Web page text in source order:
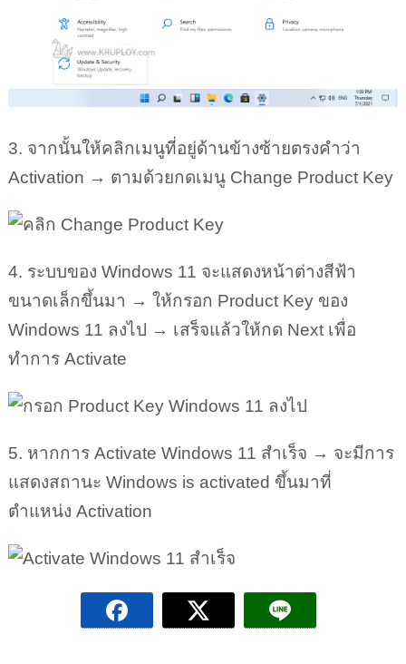
3. จากนั้นให้คลิกเมนูที่อยู่ด้านข้างซ้ายตรงคำว่า
Activation → ตามด้วยกดเมนู Change Product Key
4. ระบบของ Windows 11 จะแสดงหน้าต่างสีฟ้า
ขนาดเล็กขึ้นมา → ให้กรอก Product Key ของ
Windows 11 ลงไป → เสร็จแล้วให้กด Next เพื่อ
ทำการ Activate
5. หากการ Activate Windows 11 สำเร็จ → จะมีการ
แสดงสถานะ Windows is activated ขึ้นมาที่
ตำแหน่ง Activation